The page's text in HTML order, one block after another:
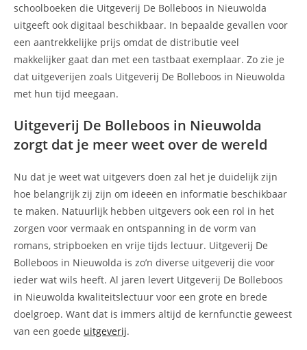
schoolboeken die Uitgeverij De Bolleboos in Nieuwolda
uitgeeft ook digitaal beschikbaar. In bepaalde gevallen voor
een aantrekkelijke prijs omdat de distributie veel
makkelijker gaat dan met een tastbaat exemplaar. Zo zie je
dat uitgeverijen zoals Uitgeverij De Bolleboos in Nieuwolda
met hun tijd meegaan.
Uitgeverij De Bolleboos in Nieuwolda
zorgt dat je meer weet over de wereld
Nu dat je weet wat uitgevers doen zal het je duidelijk zijn
hoe belangrijk zij zijn om ideeën en informatie beschikbaar
te maken. Natuurlijk hebben uitgevers ook een rol in het
zorgen voor vermaak en ontspanning in de vorm van
romans, stripboeken en vrije tijds lectuur. Uitgeverij De
Bolleboos in Nieuwolda is zo’n diverse uitgeverij die voor
ieder wat wils heeft. Al jaren levert Uitgeverij De Bolleboos
in Nieuwolda kwaliteitslectuur voor een grote en brede
doelgroep. Want dat is immers altijd de kernfunctie geweest
van een goede uitgeverij.